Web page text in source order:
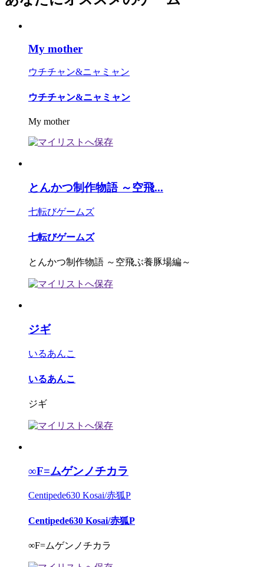
My mother
ウチチャン&ニャミャン
ウチチャン&ニャミャン
My mother
とんかつ制作物語 ～空飛...
七転びゲームズ
七転びゲームズ
とんかつ制作物語 ～空飛ぶ養豚場編～
ジギ
いるあんこ
いるあんこ
ジギ
∞F=ムゲンノチカラ
Centipede630 Kosai/赤狐P
Centipede630 Kosai/赤狐P
∞F=ムゲンノチカラ